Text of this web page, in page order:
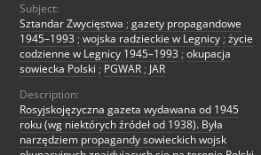
Subject:
Sztandar Zwycięstwa ; gazety propagandowe
1945–1993 ; wojska radzieckie w Legnicy ; życie
codzienne w Legnicy 1945–1993 ; okupacja
sowiecka Polski ; PGWAR ; JAR
Description:
Rosyjskojęzyczna gazeta wydawana od 1945
roku (wg niektórych źródeł od 1938). Była
narzędziem propagandy sowieckich wojsk